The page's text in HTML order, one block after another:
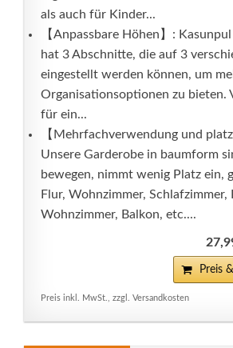
als auch für Kinder...
【Anpassbare Höhen】:
hat 3 Abschnitte, die auf 3
eingestellt werden können, um
Organisationsoptionen zu bieten.
für ein...
【Mehrfachverwendung und
Unsere Garderobe in baumform
bewegen, nimmt wenig Platz ein,
Flur, Wohnzimmer, Schlafzimmer,
Wohnzimmer, Balkon, etc....
Preis
Preis inkl. MwSt., zzgl. Versandkosten